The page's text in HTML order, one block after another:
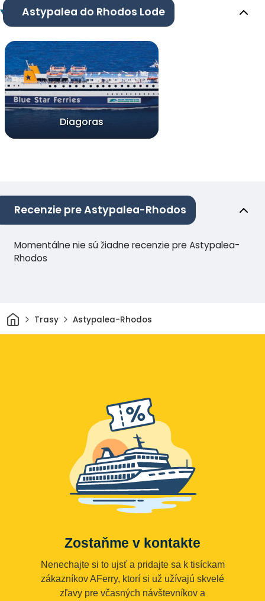
Astypalea do Rhodos Lode
Diagoras
Recenzie pre Astypalea-Rhodos
Momentálne nie sú žiadne recenzie pre Astypalea-
Rhodos
Domov
Trasy Astypalea-Rhodos
Zostaňme v kontakte
Nenechajte si to ujsť a pridajte sa k tisíckam
zákazníkov AFerry, ktorí si už užívajú skvelé
zľavy pre včasných návštevníkov a